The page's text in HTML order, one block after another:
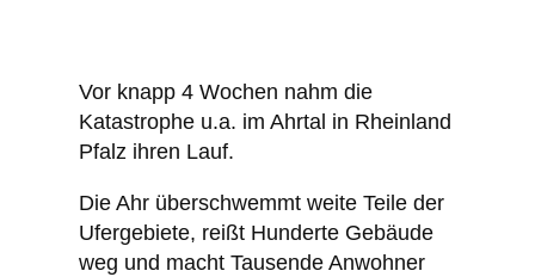
Vor knapp 4 Wochen nahm die
Katastrophe u.a. im Ahrtal in Rheinland
Pfalz ihren Lauf.
Die Ahr überschwemmt weite Teile der
Ufergebiete, reißt Hunderte Gebäude
weg und macht Tausende Anwohner